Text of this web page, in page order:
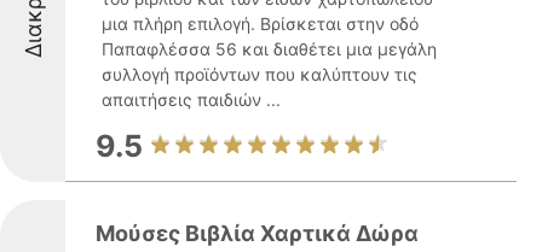
μια πλήρη επιλογή. Βρίσκεται στην οδό
Παπαφλέσσα 56 και διαθέτει μια μεγάλη
συλλογή προϊόντων που καλύπτουν τις
απαιτήσεις παιδιών ...
9.5
Μούσες Βιβλία Χαρτικά Δώρα